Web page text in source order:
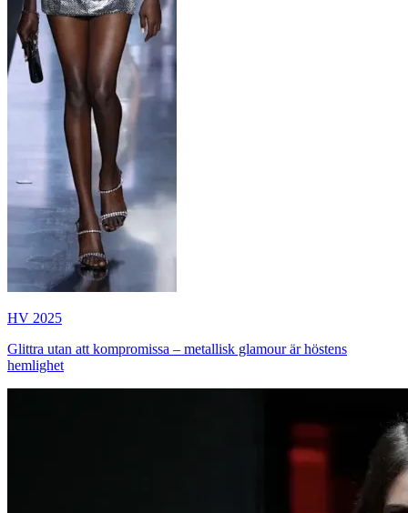
HV 2025
Glittra utan att kompromissa – metallisk glamour är höstens
hemlighet